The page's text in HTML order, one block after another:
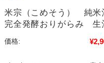
米宗（こめそう） 純
完全発酵おりがらみ 生
価格: